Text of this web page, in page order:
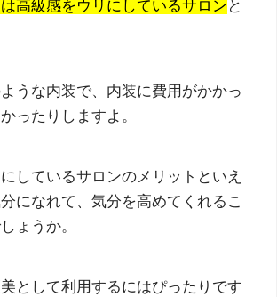
高級感をウリにしているサロン と
うな内装で、内装に費用がかかっ
ったりしますよ。
しているサロンのメリットといえ
になれて、気分を高めてくれるこ
ょうか。
として利用するにはぴったりです